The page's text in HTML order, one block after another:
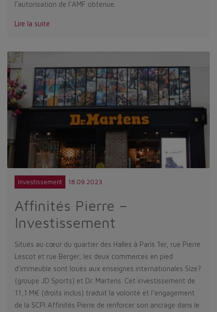
l’autorisation de l’AMF obtenue.
Lire la suite
Investissement 18.09.2023
Affinités Pierre –
Investissement
Situés au cœur du quartier des Halles à Paris 1er, rue Pierre
Lescot et rue Berger, les deux commerces en pied
d’immeuble sont loués aux enseignes internationales Size?
(groupe JD Sports) et Dr. Martens. Cet investissement de
11,1 M€ (droits inclus) traduit la volonté et l’engagement
de la SCPI Affinités Pierre de renforcer son ancrage dans le